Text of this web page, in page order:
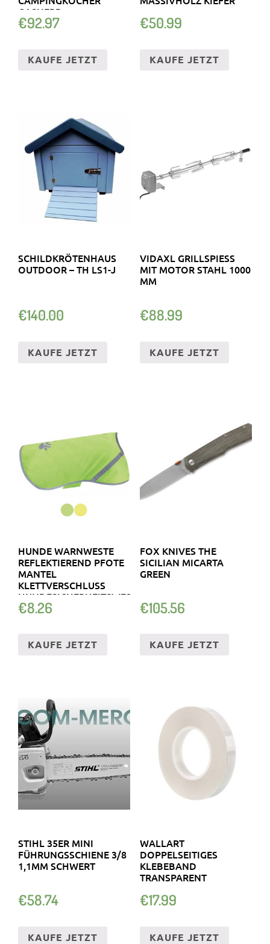
GASHERD
PIEZOZÜNDUNG
€92.97
KAUFE JETZT
€50.99
KAUFE JETZT
SCHILDKRÖTENHAUS
OUTDOOR – TH LS1-J
€140.00
KAUFE JETZT
VIDAXL GRILLSPIESS M
IT MOTOR STAHL 1000 M
M
€88.99
KAUFE JETZT
HUNDE WARNWESTE
REFLEKTIEREND PFOTE
MANTEL
KLETTVERSCHLUSS
HUNDESICHERHEITSWESTE
€8.26
KAUFE JETZT
FOX KNIVES THE
SICILIAN MICARTA
GREEN
€105.56
KAUFE JETZT
STIHL 35ER MINI
FÜHRUNGSSCHIENE 3/8
1,1MM SCHWERT
€58.74
KAUFE JETZT
WALLART
DOPPELSEITIGES
KLEBEBAND
TRANSPARENT
€17.99
KAUFE JETZT